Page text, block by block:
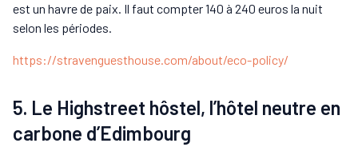
est un havre de paix. Il faut compter 140 à 240 euros la nuit
selon les périodes.
https://stravenguesthouse.com/about/eco-policy/
5. Le Highstreet hôstel, l’hôtel neutre en
carbone d’Edimbourg